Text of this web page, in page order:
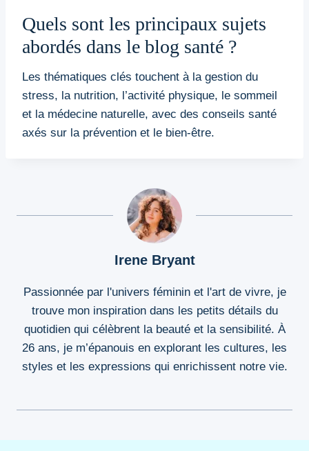
Quels sont les principaux sujets
abordés dans le blog santé ?
Les thématiques clés touchent à la gestion du
stress, la nutrition, l’activité physique, le sommeil
et la médecine naturelle, avec des conseils santé
axés sur la prévention et le bien-être.
Irene Bryant
Passionnée par l'univers féminin et l'art de vivre, je
trouve mon inspiration dans les petits détails du
quotidien qui célèbrent la beauté et la sensibilité. À
26 ans, je m’épanouis en explorant les cultures, les
styles et les expressions qui enrichissent notre vie.